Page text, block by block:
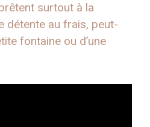
surtout à la
détente au frais, peut-
fontaine ou d’une